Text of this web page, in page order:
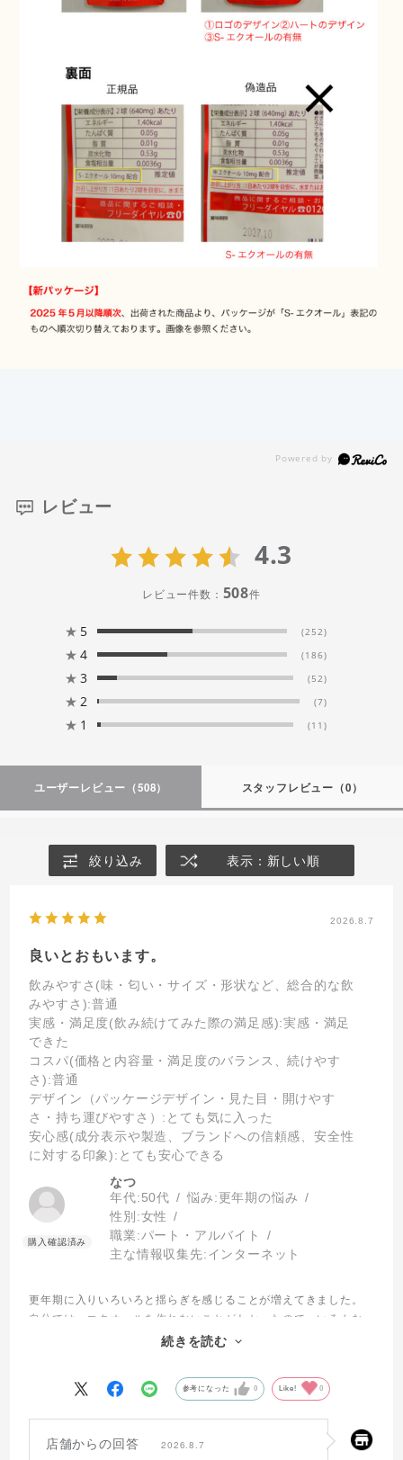
レビュー
4.3
レビュー件数： 508件
★ 5 (252)
★ 4 (186)
★ 3 (52)
★ 2 (7)
★ 1 (11)
ユーザーレビュー （508） スタッフレビュー （0）
絞り込み 表示：新しい順
2026.8.7
良いとおもいます。
飲みやすさ(味・匂い・サイズ・形状など、総合的な飲
みやすさ):普通
実感・満足度(飲み続けてみた際の満足感):実感・満足
できた
コスパ(価格と内容量・満足度のバランス、続けやす
さ):普通
デザイン（パッケージデザイン・見た目・開けやす
さ・持ち運びやすさ） :とても気に入った
安心感(成分表示や製造、ブランドへの信頼感、安全性
に対する印象):とても安心できる
なつ
年代:50代 悩み:更年期の悩み
性別:女性
職業:パート・アルバイト
主な情報収集先:インターネット
更年期に入りいろいろと揺らぎを感じることが増えてきました。
自分では、エクオールを作れないことがわかったので、いろんな
エクオールのサプリを調べて、こちらを選びました。
続きを読む
参考になった 0 Like! 0
店舗からの回答 2026.8.7